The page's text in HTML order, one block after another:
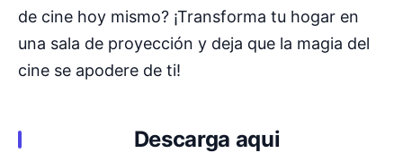
de cine hoy mismo? ¡Transforma tu hogar en
una sala de proyección y deja que la magia del
cine se apodere de ti!
Descarga aqui